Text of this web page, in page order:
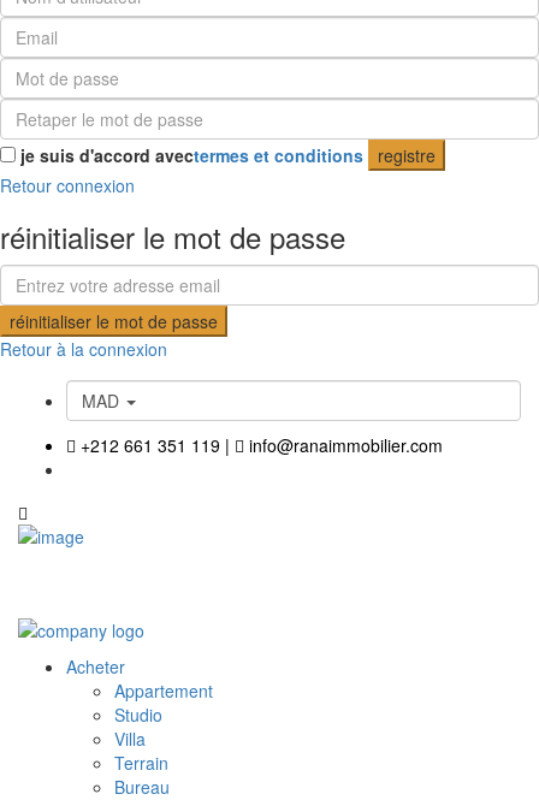
je suis d'accord avectermes et conditions
registre
Retour connexion
réinitialiser le mot de passe
réinitialiser le mot de passe
Retour à la connexion
MAD
+212 661 351 119 | info@ranaimmobilier.com
Acheter
Appartement
Studio
Villa
Terrain
Bureau